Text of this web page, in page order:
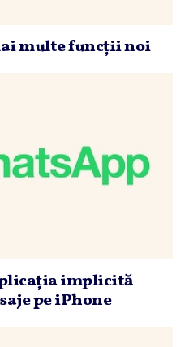
multe funcţii noi
implicită
pe iPhone